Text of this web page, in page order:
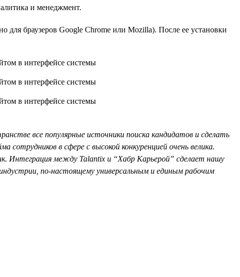
и менеджмент.
для браузеров Google Chrome или Mozilla). После ее установки
все популярные источники поиска кандидатов и сделать
в сфере с высокой конкуренцией очень велика.
Интеграция между Talantix и “Хабр Карьерой” сделает нашу
по-настоящему универсальным и единым рабочим